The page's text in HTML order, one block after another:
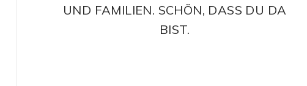
UND FAMILIEN. SCHÖN, DASS DU DA
BIST.